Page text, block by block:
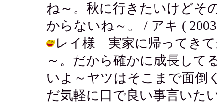
ね～。秋に行きたいけどそ
からないね～。 / アキ (
レイ様 実家に帰ってきて
～。だから確かに成長して
いよ～ヤツはそこまで面倒
だ気軽に口で良い事言いた